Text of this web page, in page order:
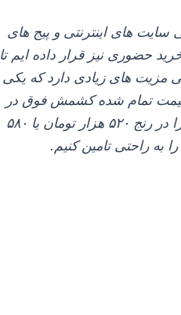
های اینترنتی و پیج‌ های
حضوری نیز قرار داده‌ ایم تا
مزیت‌ های زیادی دارد که یکی
قیمت تمام شده کشمش فوق در
حال حاضر که در انتهای بهار ۱۴۰۵ هستیم کیلویی حدود ۵۵۰ هزار تومان هست بگوید به عنوان مثال من این بار را در رنج ۵۲۰ هزار تومان یا ۵۸۰
به راحتی تامین کنیم.